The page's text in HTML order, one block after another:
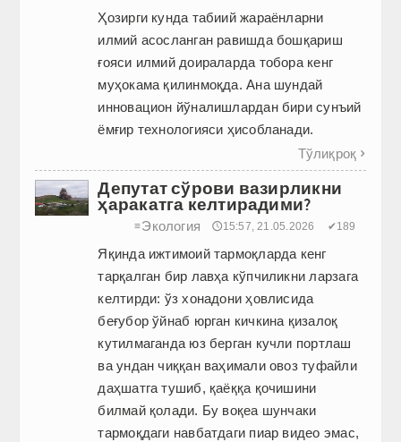
Ҳозирги кунда табиий жараёнларни
илмий асосланган равишда бошқариш
ғояси илмий доираларда тобора кенг
муҳокама қилинмоқда. Ана шундай
инновацион йўналишлардан бири сунъий
ёмғир технологияси ҳисобланади.
Тўлиқроқ 
Депутат сўрови вазирликни
ҳаракатга келтирадими?
≡Экология 🕔15:57, 21.05.2026 ✔189
Яқинда ижтимоий тармоқларда кенг
тарқалган бир лавҳа кўпчиликни ларзага
келтирди: ўз хонадони ҳовлисида
беғубор ўйнаб юрган кичкина қизалоқ
кутилмаганда юз берган кучли портлаш
ва ундан чиққан ваҳимали овоз туфайли
даҳшатга тушиб, қаёққа қочишини
билмай қолади. Бу воқеа шунчаки
тармоқдаги навбатдаги пиар видео эмас,